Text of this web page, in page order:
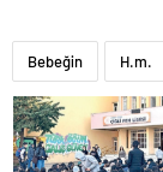
Bebeğin H.m.